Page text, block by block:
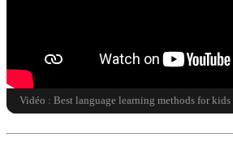
Vidéo : Best language learning methods for